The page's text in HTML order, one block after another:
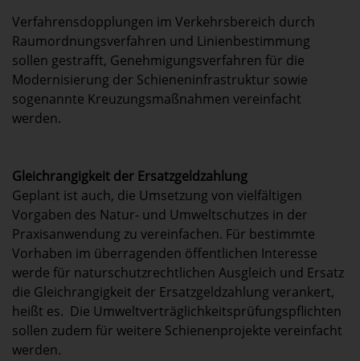
Verfahrensdopplungen im Verkehrsbereich durch
Raumordnungsverfahren und Linienbestimmung
sollen gestrafft, Genehmigungsverfahren für die
Modernisierung der Schieneninfrastruktur sowie
sogenannte Kreuzungsmaßnahmen vereinfacht
werden.
Gleichrangigkeit der Ersatzgeldzahlung
Geplant ist auch, die Umsetzung von vielfältigen
Vorgaben des Natur- und Umweltschutzes in der
Praxisanwendung zu vereinfachen. Für bestimmte
Vorhaben im überragenden öffentlichen Interesse
werde für naturschutzrechtlichen Ausgleich und Ersatz
die Gleichrangigkeit der Ersatzgeldzahlung verankert,
heißt es. Die Umweltverträglichkeitsprüfungspflichten
sollen zudem für weitere Schienenprojekte vereinfacht
werden.